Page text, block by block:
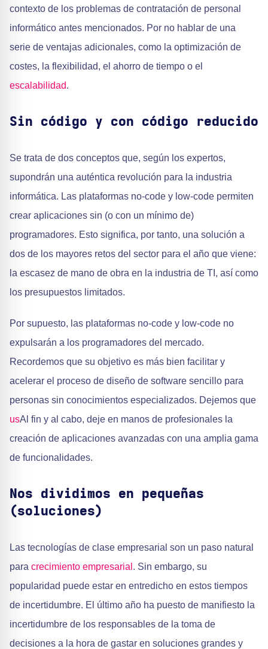
contexto de los problemas de contratación de personal
informático antes mencionados. Por no hablar de una
serie de ventajas adicionales, como la optimización de
costes, la flexibilidad, el ahorro de tiempo o el
escalabilidad.
Sin código y con código reducido
Se trata de dos conceptos que, según los expertos,
supondrán una auténtica revolución para la industria
informática. Las plataformas no-code y low-code permiten
crear aplicaciones sin (o con un mínimo de)
programadores. Esto significa, por tanto, una solución a
dos de los mayores retos del sector para el año que viene:
la escasez de mano de obra en la industria de TI, así como
los presupuestos limitados.
Por supuesto, las plataformas no-code y low-code no
expulsarán a los programadores del mercado.
Recordemos que su objetivo es más bien facilitar y
acelerar el proceso de diseño de software sencillo para
personas sin conocimientos especializados. Dejemos que
usAl fin y al cabo, deje en manos de profesionales la
creación de aplicaciones avanzadas con una amplia gama
de funcionalidades.
Nos dividimos en pequeñas
(soluciones)
Las tecnologías de clase empresarial son un paso natural
para crecimiento empresarial . Sin embargo, su
popularidad puede estar en entredicho en estos tiempos
de incertidumbre. El último año ha puesto de manifiesto la
incertidumbre de los responsables de la toma de
decisiones a la hora de gastar en soluciones grandes y